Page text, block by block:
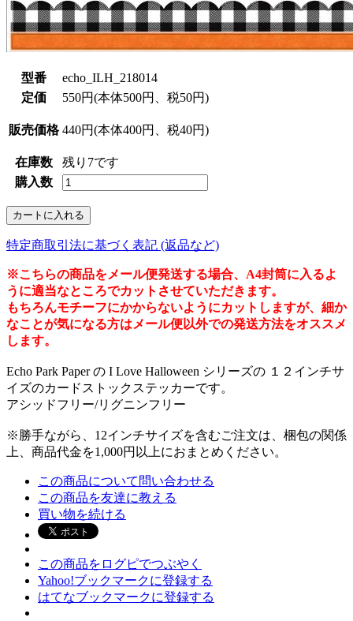
型番
echo_ILH_218014
定価
550円(本体500円、税50円)
販売価格 440円(本体400円、税40円)
在庫数
残り7です
購入数
特定商取引法に基づく表記 (返品など)
※こちらの商品をメール便発送する場合、A4封筒に入るよ
うに適当なところでカットさせていただきます。
もちろんモチーフにかからないようにカットしますが、細か
なことが気になる方はメール便以外での発送方法をオススメ
します。
Echo Park Paper の I Love Halloween シリーズの １２インチサ
イズのカードストックステッカーです。
アシッドフリー/リグニンフリー
※勝手ながら、12インチサイズを含むご注文は、梱包の関係
上、商品代金を1,000円以上におまとめください。
この商品について問い合わせる
この商品を友達に教える
買い物を続ける
この商品をログピでつぶやく
Yahoo!ブックマークに登録する
はてなブックマークに登録する